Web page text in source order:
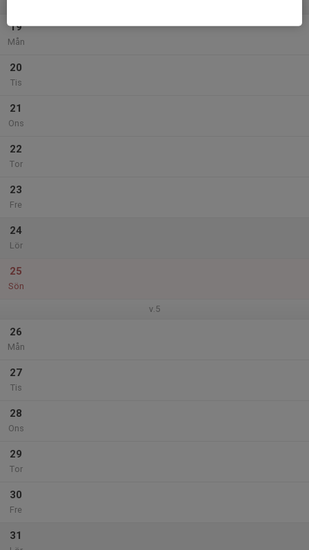
19
Mån
20
Tis
21
Ons
22
Tor
23
Fre
24
Lör
25
Sön
v.5
26
Mån
27
Tis
28
Ons
29
Tor
30
Fre
31